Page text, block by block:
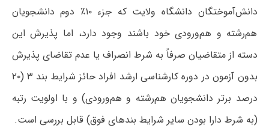
دانش‌آموختگان دانشگاه ولایت که جزء ۱۰٪ دوم دانشجویان
هم‌رشته و هم‌ورودی خود باشند وجود دارد، اما پذیرش این
دسته از متقاضیان صرفاً به شرط انصراف یا عدم تقاضای پذیرش
بدون آزمون در دوره کارشناسی ارشد افراد حائز شرایط بند ۳ (۲۰
درصد برتر دانشجویان هم‌رشته و هم‌ورودی) و با اولویت رتبه
(به شرط دارا بودن سایر شرایط بندهای فوق) قابل بررسی است.